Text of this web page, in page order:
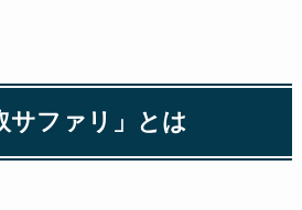
サファリ」とは